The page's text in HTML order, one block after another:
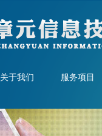
关于我们 服务项目